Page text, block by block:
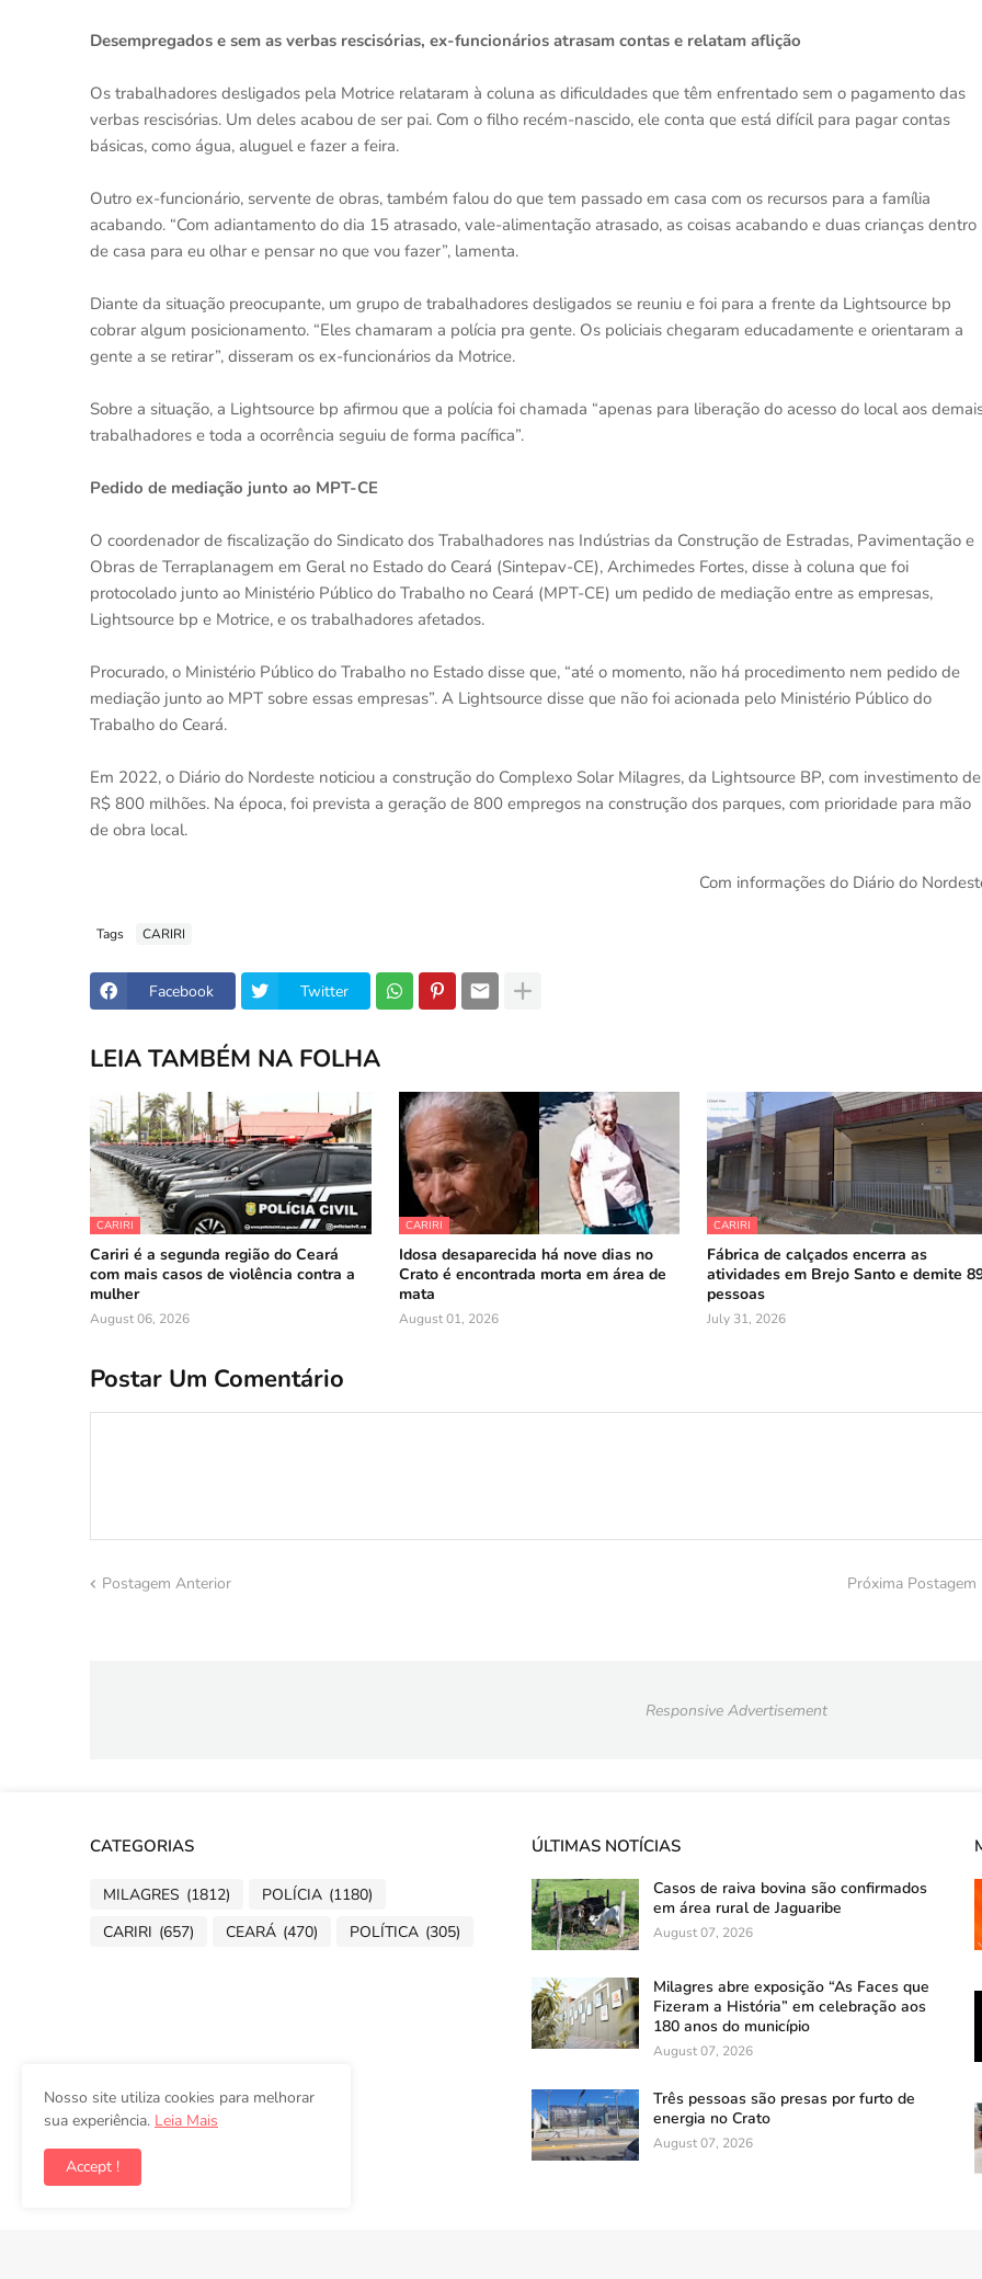
Desempregados e sem as verbas rescisórias, ex-funcionários atrasam contas e relatam aflição
Os trabalhadores desligados pela Motrice relataram à coluna as dificuldades que têm enfrentado sem o pagamento das
verbas rescisórias. Um deles acabou de ser pai. Com o filho recém-nascido, ele conta que está difícil para pagar contas
básicas, como água, aluguel e fazer a feira.
Outro ex-funcionário, servente de obras, também falou do que tem passado em casa com os recursos para a família
acabando. “Com adiantamento do dia 15 atrasado, vale-alimentação atrasado, as coisas acabando e duas crianças dentro
de casa para eu olhar e pensar no que vou fazer”, lamenta.
Diante da situação preocupante, um grupo de trabalhadores desligados se reuniu e foi para a frente da Lightsource bp
cobrar algum posicionamento. “Eles chamaram a polícia pra gente. Os policiais chegaram educadamente e orientaram a
gente a se retirar”, disseram os ex-funcionários da Motrice.
Sobre a situação, a Lightsource bp afirmou que a polícia foi chamada “apenas para liberação do acesso do local aos
trabalhadores e toda a ocorrência seguiu de forma pacífica”.
Pedido de mediação junto ao MPT-CE
O coordenador de fiscalização do Sindicato dos Trabalhadores nas Indústrias da Construção de Estradas, Pavimentação e
Obras de Terraplanagem em Geral no Estado do Ceará (Sintepav-CE), Archimedes Fortes, disse à coluna que foi
protocolado junto ao Ministério Público do Trabalho no Ceará (MPT-CE) um pedido de mediação entre as empresas,
Lightsource bp e Motrice, e os trabalhadores afetados.
Procurado, o Ministério Público do Trabalho no Estado disse que, “até o momento, não há procedimento nem pedido de
mediação junto ao MPT sobre essas empresas”. A Lightsource disse que não foi acionada pelo Ministério Público do
Trabalho do Ceará.
Em 2022, o Diário do Nordeste noticiou a construção do Complexo Solar Milagres, da Lightsource BP, com investimento de
R$ 800 milhões. Na época, foi prevista a geração de 800 empregos na construção dos parques, com prioridade para mão
de obra local.
Com informações do Diário do
Tags CARIRI
Facebook Twitter
LEIA TAMBÉM NA FOLHA
CARIRI
Cariri é a segunda região do Ceará
com mais casos de violência contra a
mulher
August 06, 2026
CARIRI
Idosa desaparecida há nove dias no
Crato é encontrada morta em área de
mata
August 01, 2026
CARIRI
Fábrica de calçados encerra as
atividades em Brejo Santo e demite
pessoas
July 31, 2026
Postar Um Comentário
Postagem Anterior Próxima Postagem
Responsive Advertisement
CATEGORIAS
MILAGRES (1812) POLÍCIA (1180)
CARIRI (657) CEARÁ (470) POLÍTICA (305)
ÚLTIMAS NOTÍCIAS
Casos de raiva bovina são confirmados
em área rural de Jaguaribe
August 07, 2026
Milagres abre exposição “As Faces que
Fizeram a História” em celebração aos
180 anos do município
August 07, 2026
Três pessoas são presas por furto de
energia no Crato
August 07, 2026
Nosso site utiliza cookies para melhorar
sua experiência. Leia Mais
Accept !